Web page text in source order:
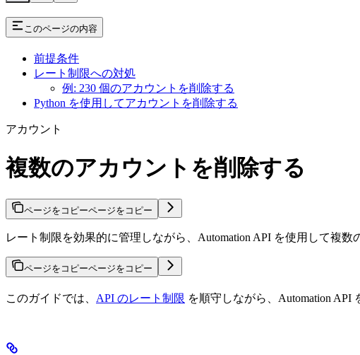
このページの内容
前提条件
レート制限への対処
例: 230 個のアカウントを削除する
Python を使用してアカウントを削除する
アカウント
複数のアカウントを削除する
ページをコピーページをコピー
レート制限を効果的に管理しながら、Automation API を使用して複数
ページをコピーページをコピー
このガイドでは、 API のレート制限 を順守しながら、Automation API